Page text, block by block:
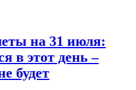
на 31 июля:
в этот день –
будет